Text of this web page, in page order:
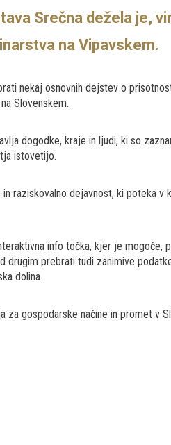
Srečna dežela je,
na Vipavskem.
nekaj osnovnih dejstev o
Slovenskem.
dogodke, kraje in ljudi, ki so
istovetijo.
raziskovalno dejavnost, ki poteka
info točka, kjer je mogoče,
drugim prebrati tudi zanimive
dolina.
za gospodarske načine in promet v